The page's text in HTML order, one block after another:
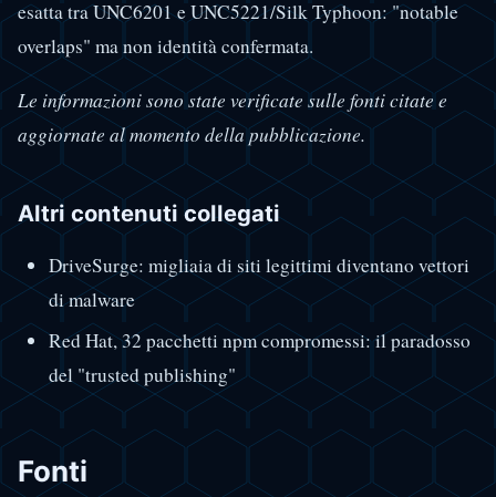
esatta tra UNC6201 e UNC5221/Silk Typhoon: "notable
overlaps" ma non identità confermata.
Le informazioni sono state verificate sulle fonti citate e
aggiornate al momento della pubblicazione.
Altri contenuti collegati
DriveSurge: migliaia di siti legittimi diventano vettori
di malware
Red Hat, 32 pacchetti npm compromessi: il paradosso
del "trusted publishing"
Fonti